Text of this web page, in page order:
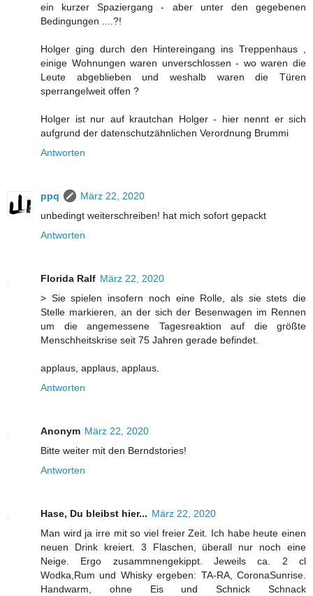
ein kurzer Spaziergang - aber unter den gegebenen
Bedingungen ....?!
Holger ging durch den Hintereingang ins Treppenhaus ,
einige Wohnungen waren unverschlossen - wo waren die
Leute abgeblieben und weshalb waren die Türen
sperrangelweit offen ?
Holger ist nur auf krautchan Holger - hier nennt er sich
aufgrund der datenschutzähnlichen Verordnung Brummi
Antworten
ppq
März 22, 2020
unbedingt weiterschreiben! hat mich sofort gepackt
Antworten
Florida Ralf März 22, 2020
> Sie spielen insofern noch eine Rolle, als sie stets die
Stelle markieren, an der sich der Besenwagen im Rennen
um die angemessene Tagesreaktion auf die größte
Menschheitskrise seit 75 Jahren gerade befindet.
applaus, applaus, applaus.
Antworten
Anonym März 22, 2020
Bitte weiter mit den Berndstories!
Antworten
Hase, Du bleibst hier... März 22, 2020
Man wird ja irre mit so viel freier Zeit. Ich habe heute einen
neuen Drink kreiert. 3 Flaschen, überall nur noch eine
Neige. Ergo zusammnengekippt. Jeweils ca. 2 cl
Wodka,Rum und Whisky ergeben: TA-RA, CoronaSunrise.
Handwarm, ohne Eis und Schnick Schnack